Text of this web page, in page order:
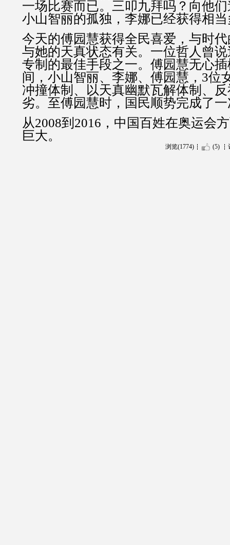
一场比赛而已。三叩九拜吗？向他
小山智丽的孤独，李娜已经获得相
今天的傅园慧获得全民喜爱，与时
与她的天真状态有关。一位哲人曾
专制的最佳手段之一。傅园慧无心
间，小山智丽、李娜、傅园慧，3位
冲撞体制、以天真幽默瓦解体制、
劣。至傅园慧时，国民顺势完成了
从2008到2016，中国百姓在奥运会
巨大。
浏览(1774) (5)